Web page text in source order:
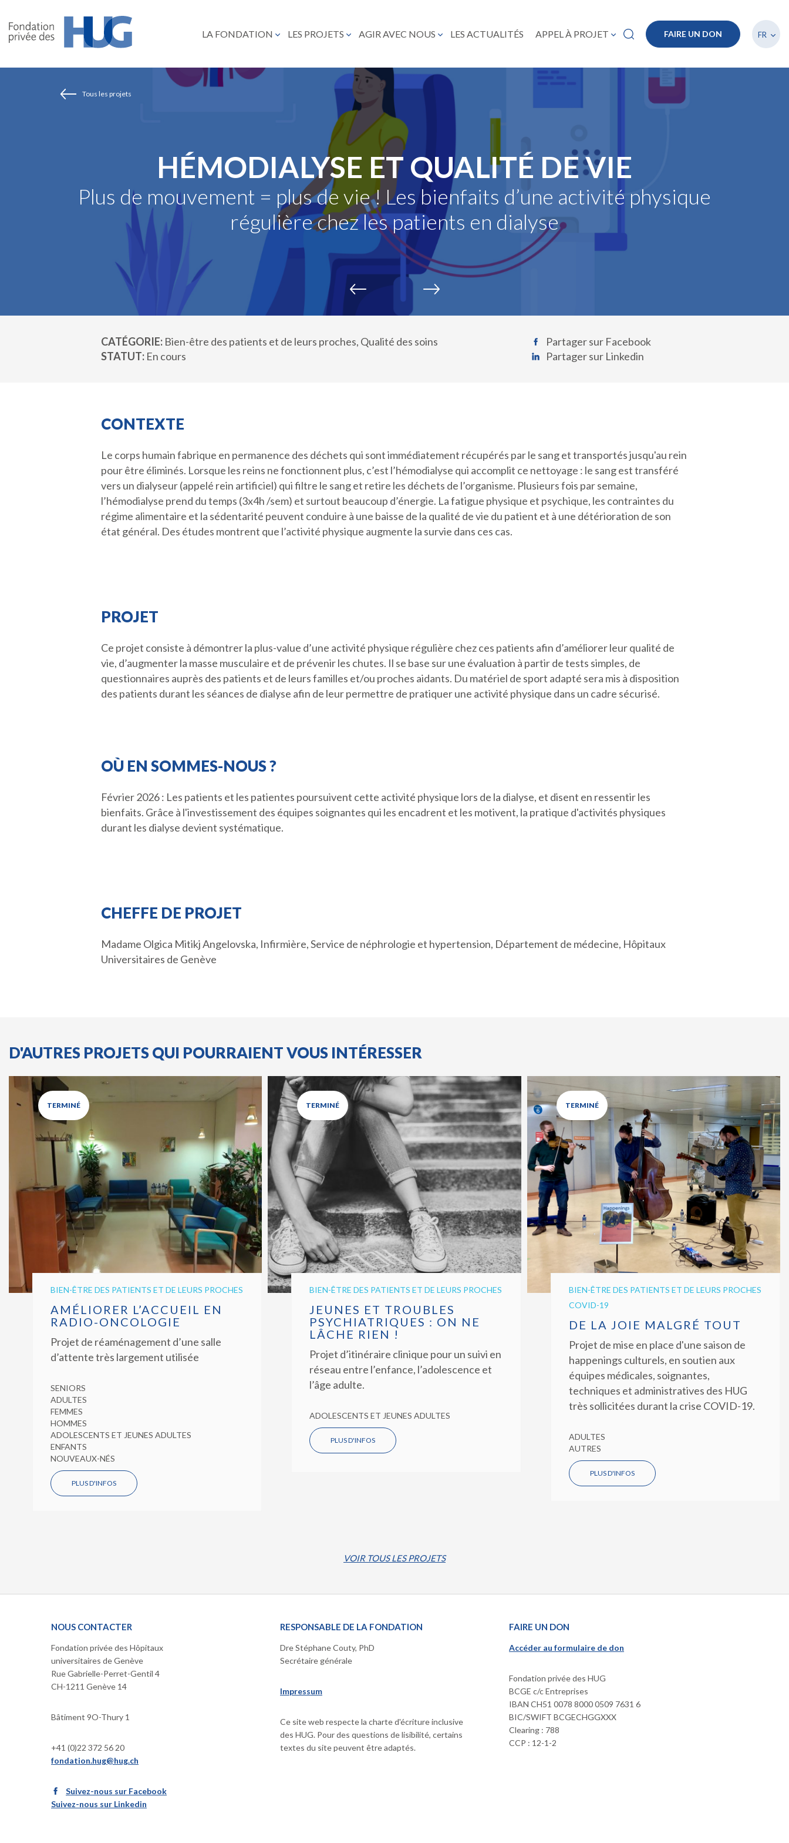
au
contenu
LA FONDATION LES PROJETS AGIR AVEC NOUS LES ACTUALITÉS APPEL À PROJET FAIRE UN DON FR
Lister
Tous les projets
HÉMODIALYSE ET QUALITÉ DE VIE
Plus de mouvement = plus de vie ! Les bienfaits d’une activité physique
régulière chez les patients en dialyse
CATÉGORIE Bien-être des patients et de leurs proches Qualité des soins
STATUT En cours
Partager sur Facebook
Partager sur Linkedin
CONTEXTE
Le corps humain fabrique en permanence des déchets qui sont immédiatement récupérés par le sang et transportés jusqu'au rein
pour être éliminés. Lorsque les reins ne fonctionnent plus, c’est l’hémodialyse qui accomplit ce nettoyage : le sang est transféré
vers un dialyseur (appelé rein artificiel) qui filtre le sang et retire les déchets de l’organisme. Plusieurs fois par semaine,
l’hémodialyse prend du temps (3x4h /sem) et surtout beaucoup d’énergie. La fatigue physique et psychique, les contraintes du
régime alimentaire et la sédentarité peuvent conduire à une baisse de la qualité de vie du patient et à une détérioration de son
état général. Des études montrent que l’activité physique augmente la survie dans ces cas.
PROJET
Ce projet consiste à démontrer la plus-value d’une activité physique régulière chez ces patients afin d’améliorer leur qualité de
vie, d’augmenter la masse musculaire et de prévenir les chutes. Il se base sur une évaluation à partir de tests simples, de
questionnaires auprès des patients et de leurs familles et/ou proches aidants. Du matériel de sport adapté sera mis à disposition
des patients durant les séances de dialyse afin de leur permettre de pratiquer une activité physique dans un cadre sécurisé.
OÙ EN SOMMES-NOUS ?
Février 2026 : Les patients et les patientes poursuivent cette activité physique lors de la dialyse, et disent en ressentir les
bienfaits. Grâce à l'investissement des équipes soignantes qui les encadrent et les motivent, la pratique d'activités physiques
durant les dialyse devient systématique.
CHEFFE DE PROJET
Madame Olgica Mitikj Angelovska, Infirmière, Service de néphrologie et hypertension, Département de médecine, Hôpitaux
Universitaires de Genève
D'AUTRES PROJETS QUI POURRAIENT VOUS INTÉRESSER
TERMINÉ
BIEN-ÊTRE DES PATIENTS ET DE LEURS PROCHES
AMÉLIORER L’ACCUEIL EN
RADIO-ONCOLOGIE
Projet de réaménagement d’une salle
d’attente très largement utilisée
SENIORS
ADULTES
FEMMES
HOMMES
ADOLESCENTS ET JEUNES ADULTES
ENFANTS
NOUVEAUX-NÉS
PLUS D'INFOS
TERMINÉ
BIEN-ÊTRE DES PATIENTS ET DE LEURS PROCHES
JEUNES ET TROUBLES
PSYCHIATRIQUES : ON NE
LÂCHE RIEN !
Projet d’itinéraire clinique pour un suivi en
réseau entre l’enfance, l’adolescence et
l’âge adulte.
ADOLESCENTS ET JEUNES ADULTES
PLUS D'INFOS
TERMINÉ
BIEN-ÊTRE DES PATIENTS ET DE LEURS PROCHES
COVID-19
DE LA JOIE MALGRÉ TOUT
Projet de mise en place d'une saison de
happenings culturels, en soutien aux
équipes médicales, soignantes,
techniques et administratives des HUG
très sollicitées durant la crise COVID-19.
ADULTES
AUTRES
PLUS D'INFOS
VOIR TOUS LES PROJETS
NOUS CONTACTER
Fondation privée des Hôpitaux
universitaires de Genève
Rue Gabrielle-Perret-Gentil 4
CH-1211 Genève 14
Bâtiment 9O-Thury 1
+41 (0)22 372 56 20
fondation.hug@hug.ch
Suivez-nous sur Facebook
Suivez-nous sur Linkedin
RESPONSABLE DE LA FONDATION
Dre Stéphane Couty, PhD
Secrétaire générale
Impressum
Ce site web respecte la charte d'écriture inclusive
des HUG. Pour des questions de lisibilité, certains
textes du site peuvent être adaptés.
FAIRE UN DON
Accéder au formulaire de don
Fondation privée des HUG
BCGE c/c Entreprises
IBAN CH51 0078 8000 0509 7631 6
BIC/SWIFT BCGECHGGXXX
Clearing : 788
CCP : 12-1-2